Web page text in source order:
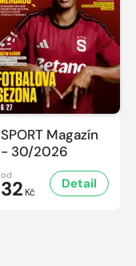
SPORT Magazín
- 30/2026
od
32 Kč
Detail